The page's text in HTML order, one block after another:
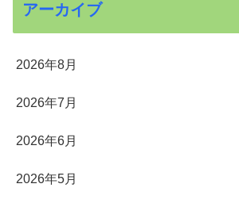
アーカイブ
2026年8月
2026年7月
2026年6月
2026年5月